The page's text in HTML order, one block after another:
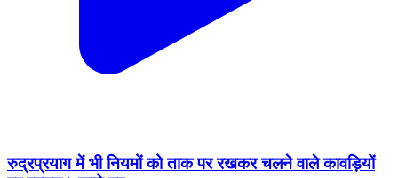
रुद्रप्रयाग में भी नियमों को ताक पर रखकर चलने वाले कावड़ियों